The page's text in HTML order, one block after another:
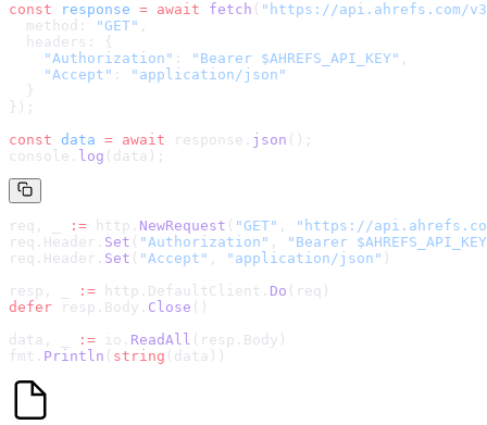
const response = await fetch ( " https://api.ahrefs.com/
  method:
"GET" ,
  headers: {
    "Authorization"
: "Bearer $AHREFS_API_KEY" ,
    "Accept"
:
"application/json"
  }
});
const data = await response. json ();
console. log (data);
req, _ := http. NewRequest ( "GET" , " https://
req.Header. Set ( "Authorization" ,
"Bearer
req.Header. Set ( "Accept" , "application/json" )
resp, _
:= http.DefaultClient. Do (req)
defer resp.Body. Close ()
data, _
:= io. ReadAll (resp.Body)
fmt. Println ( string (data))